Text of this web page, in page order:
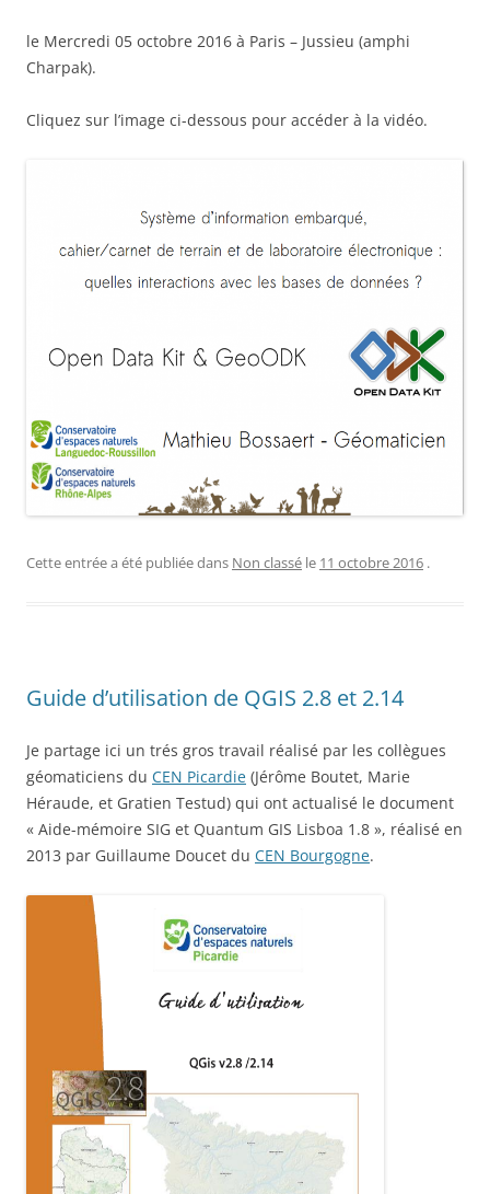
le Mercredi 05 octobre 2016 à Paris – Jussieu (amphi
Charpak).
Cliquez sur l’image ci-dessous pour accéder à la vidéo.
Cette entrée a été publiée dans Non classé le 11 octobre 2016 .
Guide d’utilisation de QGIS 2.8 et 2.14
Je partage ici un trés gros travail réalisé par les collègues
géomaticiens du CEN Picardie (Jérôme Boutet, Marie
Héraude, et Gratien Testud) qui ont actualisé le document
« Aide-mémoire SIG et Quantum GIS Lisboa 1.8 », réalisé en
2013 par Guillaume Doucet du CEN Bourgogne.